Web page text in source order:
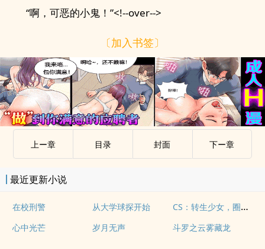
“啊，可恶的小鬼！”<!--over-->
〔加入书签〕
上ー章 目录 封面 下ー章
最近更新小说
在校刑警 从大学球探开始 CS：转生少女，圈米就能变强？
心中光芒 岁月无声 斗罗之云雾藏龙